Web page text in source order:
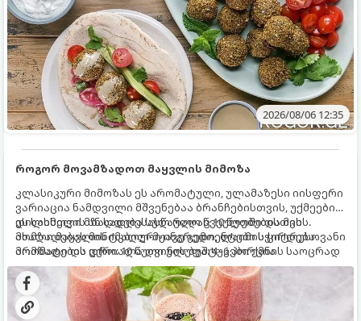
2026/08/06 12:35
როგორ მოვამზადოთ მაყვლის მიმოზა
კლასიკური მიმოზას ეს არომატული, ულამაზესი იისფერი
ვარიაცია ნამდვილი მშვენებაა ბრანჩებისთვის, უქმეების
დილისთვის ან სადღესასწაულო წვეულებებისთვის.
ახალი მაყვლის ტკბილ-მჟავე გემო, ლაიმის ციტრუსოვანი
არომატი და ცქრიალა ღვინის ბუშტუკები ქმნის საოცრად
დახვეწილ და მაგრილებელ კოქტეილს.
ეს სასმელი მზადდება სულ რაღაც 10 წუთში და მის
მომზადებას მინიმალური ინგრედიენტები სჭირდება.
მომზადების დრო: 10 წუთი ულუფა: 4–6 პორცია